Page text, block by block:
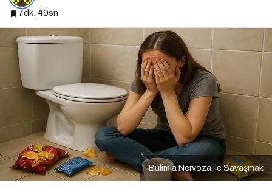
7dk, 49sn
Bulimia Nervoza ile Savaşmak